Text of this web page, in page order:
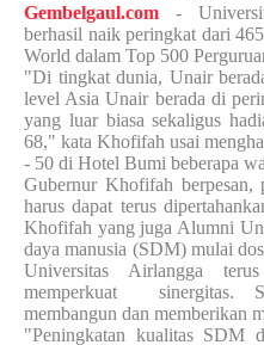
Gembelgaul.com -
berhasil naik peringkat dari
World dalam Top 500
"Di tingkat dunia, Unair
level Asia Unair berada di
yang luar biasa sekaligus
68," kata Khofifah usai
- 50 di Hotel Bumi beberapa
Gubernur Khofifah berpesan,
harus dapat terus
Khofifah yang juga Alumni
daya manusia (SDM) mulai
Universitas Airlangga
memperkuat
sinergitas.
membangun dan memberikan
"Peningkatan kualitas SDM